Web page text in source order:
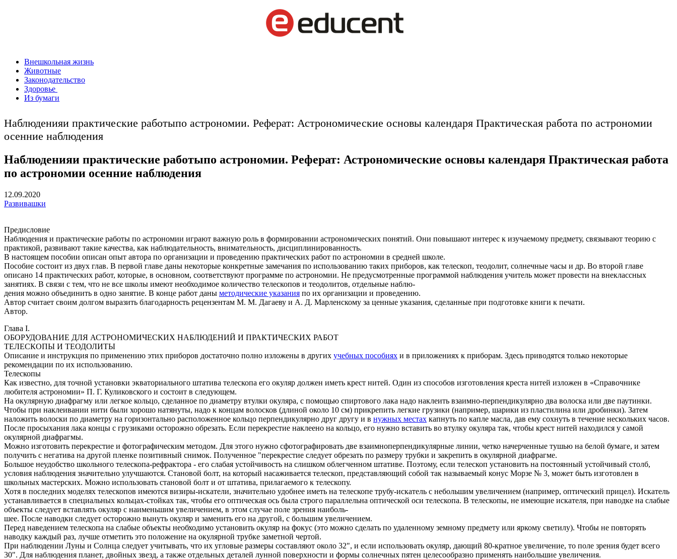
Внешкольная жизнь
Животные
Законодательство
Здоровье
Из бумаги
Наблюденияи практические работыпо астрономии. Реферат: Астрономические основы календаря Практическая работа по астрономии
осенние наблюдения
Наблюденияи практические работыпо астрономии. Реферат: Астрономические основы календаря Практическая работа
по астрономии осенние наблюдения
12.09.2020
Развивашки
Предисловие
Наблюдения и практические работы по астрономии играют важную роль в формировании астрономических понятий. Они повышают интерес к изучаемому предмету, связывают теорию с
практикой, развивают такие качества, как наблюдательность, внимательность, дисциплинированность.
В настоящем пособии описан опыт автора по организации и проведению практических работ по астрономии в средней школе.
Пособие состоит из двух глав. В первой главе даны некоторые конкретные замечания по использованию таких приборов, как телескоп, теодолит, солнечные часы и др. Во второй главе
описано 14 практических работ, которые, в основном, соответствуют программе по астрономии. Не предусмотренные программой наблюдения учитель может провести на внеклассных
занятиях. В связи с тем, что не все школы имеют необходимое количество телескопов и теодолитов, отдельные наблю-
дения можно объединить в одно занятие. В конце работ даны методические указания по их организации и проведению.
Автор считает своим долгом выразить благодарность рецензентам М. М. Дагаеву и А. Д. Марленскому за ценные указания, сделанные при подготовке книги к печати.
Автор.
Глава I.
ОБОРУДОВАНИЕ ДЛЯ АСТРОНОМИЧЕСКИХ НАБЛЮДЕНИЙ И ПРАКТИЧЕСКИХ РАБОТ
ТЕЛЕСКОПЫ И ТЕОДОЛИТЫ
Описание и инструкция по применению этих приборов достаточно полно изложены в других учебных пособиях и в приложениях к приборам. Здесь приводятся только некоторые
рекомендации по их использованию.
Телескопы
Как известно, для точной установки экваториального штатива телескопа его окуляр должен иметь крест нитей. Один из способов изготовления креста нитей изложен в «Справочнике
любителя астрономии» П. Г. Куликовского и состоит в следующем.
На окулярную диафрагму или легкое кольцо, сделанное по диаметру втулки окуляра, с помощью спиртового лака надо наклеить взаимно-перпендикулярно два волоска или две паутинки.
Чтобы при наклеивании нити были хорошо натянуты, надо к концам волосков (длиной около 10 см) прикрепить легкие грузики (например, шарики из пластилина или дробинки). Затем
наложить волоски по диаметру на горизонтально расположенное кольцо перпендикулярно друг другу и в нужных местах капнуть по капле масла, дав ему сохнуть в течение нескольких часов.
После просыхания лака концы с грузиками осторожно обрезать. Если перекрестие наклеено на кольцо, его нужно вставить во втулку окуляра так, чтобы крест нитей находился у самой
окулярной диафрагмы.
Можно изготовить перекрестие и фотографическим методом. Для этого нужно сфотографировать две взаимноперпендикулярные линии, четко начерченные тушью на белой бумаге, и затем
получить с негатива на другой пленке позитивный снимок. Полученное "перекрестие следует обрезать по размеру трубки и закрепить в окулярной диафрагме.
Большое неудобство школьного телескопа-рефрактора - его слабая устойчивость на слишком облегченном штативе. Поэтому, если телескоп установить на постоянный устойчивый столб,
условия наблюдения значительно улучшаются. Становой болт, на который насаживается телескоп, представляющий собой так называемый конус Морзе № 3, может быть изготовлен в
школьных мастерских. Можно использовать становой болт и от штатива, прилагаемого к телескопу.
Хотя в последних моделях телескопов имеются визиры-искатели, значительно удобнее иметь на телескопе трубу-искатель с небольшим увеличением (например, оптический прицел). Искатель
устанавливается в специальных кольцах-стойках так, чтобы его оптическая ось была строго параллельна оптической оси телескопа. В телескопы, не имеющие искателя, при наводке на слабые
объекты следует вставлять окуляр с наименьшим увеличением, в этом случае поле зрения наиболь-
шее. После наводки следует осторожно вынуть окуляр и заменить его на другой, с большим увеличением.
Перед наведением телескопа на слабые объекты необходимо установить окуляр на фокус (это можно сделать по удаленному земному предмету или яркому светилу). Чтобы не повторять
наводку каждый раз, лучше отметить это положение на окулярной трубке заметной чертой.
При наблюдении Луны и Солнца следует учитывать, что их угловые размеры составляют около 32", и если использовать окуляр, дающий 80-кратное увеличение, то поле зрения будет всего
30". Для наблюдения планет, двойных звезд, а также отдельных деталей лунной поверхности и формы солнечных пятен целесообразно применять наибольшие увеличения.